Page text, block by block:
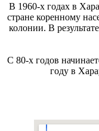
В 1960-х годах в
стране коренному
колонии. В
С 80-х годов
году в